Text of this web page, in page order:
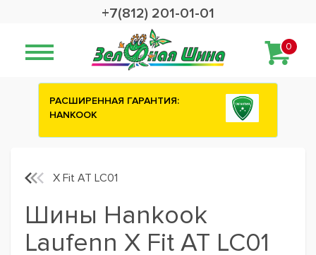
+7(812) 201-01-01
0
Сashback 2500 рублей на зимние
X Fit AT LC01
Шины Hankook
Laufenn X Fit AT LC01